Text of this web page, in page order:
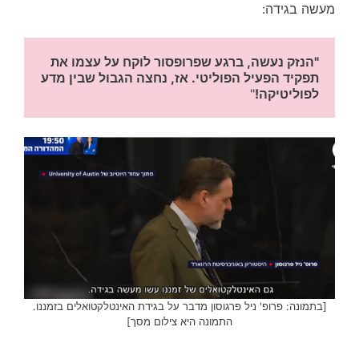
מעשה בגידה:
לפוליטיקה!"
[בתמונה: פרופ' ניל פרגוסון מדבר על בגידת האינטלקטואלים בזמננו.
התמונה היא צילום מסך]